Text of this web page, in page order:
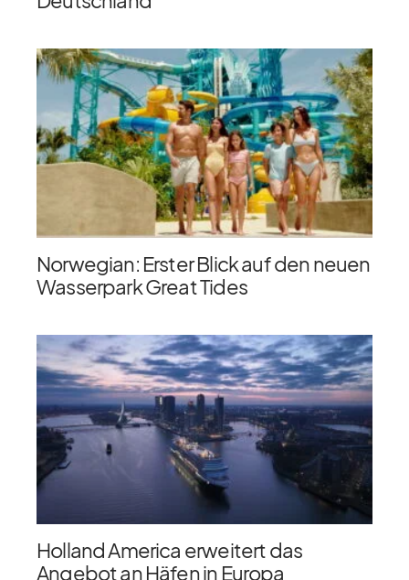
Norwegian: Erster Blick auf den neuen
Wasserpark Great Tides
Holland America erweitert das
Angebot an Häfen in Europa